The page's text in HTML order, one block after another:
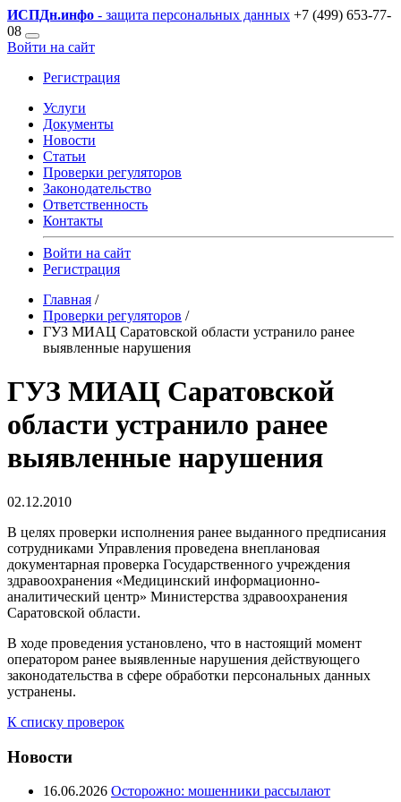
ИСПДн.инфо - защита персональных данных +7 (499) 653-77-
08
Войти на сайт
Регистрация
Услуги
Документы
Новости
Статьи
Проверки регуляторов
Законодательство
Ответственность
Контакты
Войти на сайт
Регистрация
Главная /
Проверки регуляторов /
ГУЗ МИАЦ Саратовской области устранило ранее
выявленные нарушения
ГУЗ МИАЦ Саратовской
области устранило ранее
выявленные нарушения
02.12.2010
В целях проверки исполнения ранее выданного предписания
сотрудниками Управления проведена внеплановая
документарная проверка Государственного учреждения
здравоохранения «Медицинский информационно-
аналитический центр» Министерства здравоохранения
Саратовской области.
В ходе проведения установлено, что в настоящий момент
оператором ранее выявленные нарушения действующего
законодательства в сфере обработки персональных данных
устранены.
К списку проверок
Новости
16.06.2026 Осторожно: мошенники рассылают